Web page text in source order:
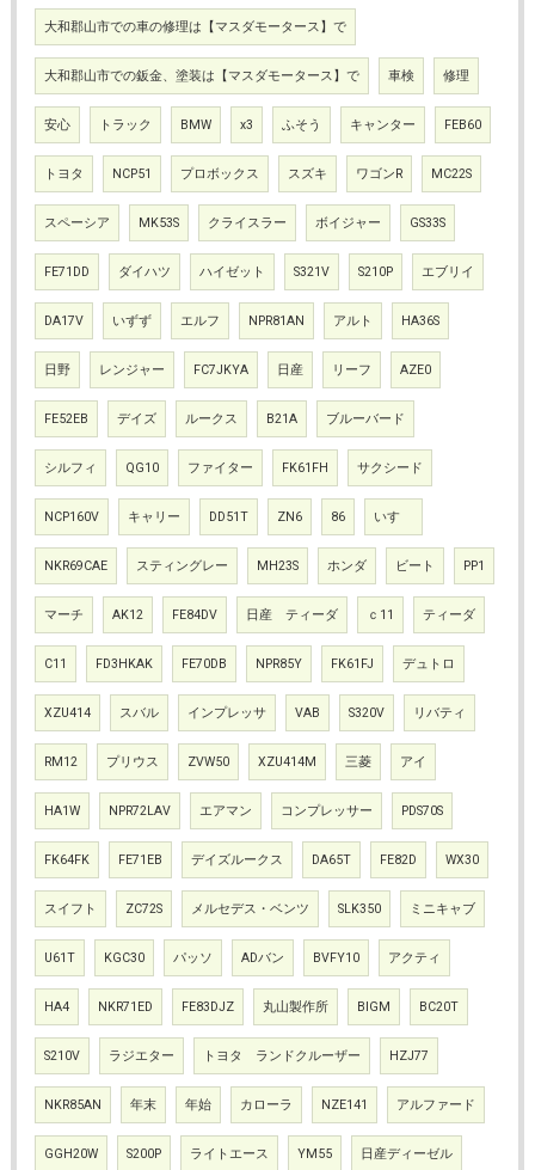
大和郡山市での車の修理は【マスダモータース】で
大和郡山市での鈑金、塗装は【マスダモータース】で 車検 修理
安心 トラック BMW x3 ふそう キャンター FEB60
トヨタ NCP51 プロボックス スズキ ワゴンR MC22S
スペーシア MK53S クライスラー ボイジャー GS33S
FE71DD ダイハツ ハイゼット S321V S210P エブリイ
DA17V いずず エルフ NPR81AN アルト HA36S
日野 レンジャー FC7JKYA 日産 リーフ AZE0
FE52EB デイズ ルークス B21A ブルーバード
シルフィ QG10 ファイター FK61FH サクシード
NCP160V キャリー DD51T ZN6 86 いすゞ
NKR69CAE スティングレー MH23S ホンダ ビート PP1
マーチ AK12 FE84DV 日産 ティーダ ｃ11 ティーダ
C11 FD3HKAK FE70DB NPR85Y FK61FJ デュトロ
XZU414 スバル インプレッサ VAB S320V リバティ
RM12 プリウス ZVW50 XZU414M 三菱 アイ
HA1W NPR72LAV エアマン コンプレッサー PDS70S
FK64FK FE71EB デイズルークス DA65T FE82D WX30
スイフト ZC72S メルセデス・ベンツ SLK350 ミニキャブ
U61T KGC30 パッソ ADバン BVFY10 アクティ
HA4 NKR71ED FE83DJZ 丸山製作所 BIGM BC20T
S210V ラジエター トヨタ ランドクルーザー HZJ77
NKR85AN 年末 年始 カローラ NZE141 アルファード
GGH20W S200P ライトエース YM55 日産ディーゼル